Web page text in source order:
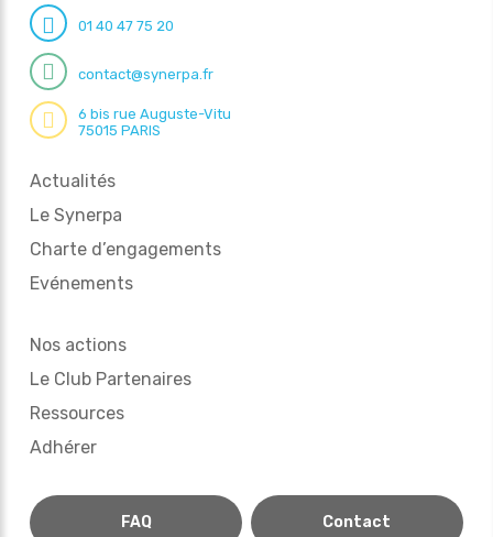
01 40 47 75 20
contact@synerpa.fr
6 bis rue Auguste-Vitu
75015 PARIS
Actualités
Le Synerpa
Charte d’engagements
Evénements
Nos actions
Le Club Partenaires
Ressources
Adhérer
FAQ Contact